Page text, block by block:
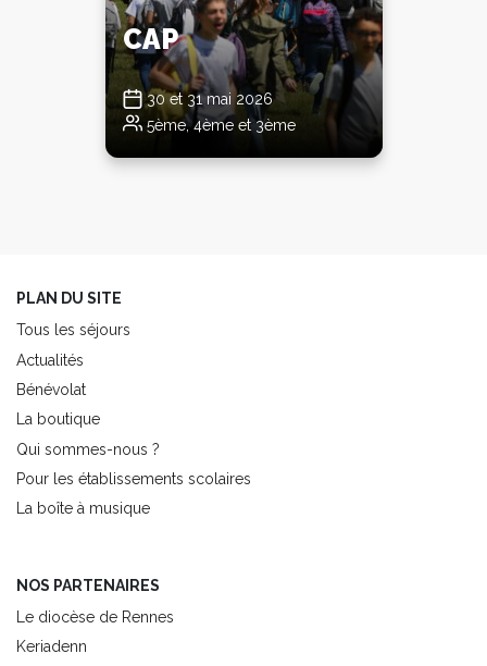
CAP
30 et 31 mai 2026
5ème, 4ème et 3ème
PLAN DU SITE
Tous les séjours
Actualités
Bénévolat
La boutique
Qui sommes-nous ?
Pour les établissements scolaires
La boîte à musique
NOS PARTENAIRES
Le diocèse de Rennes
Keriadenn